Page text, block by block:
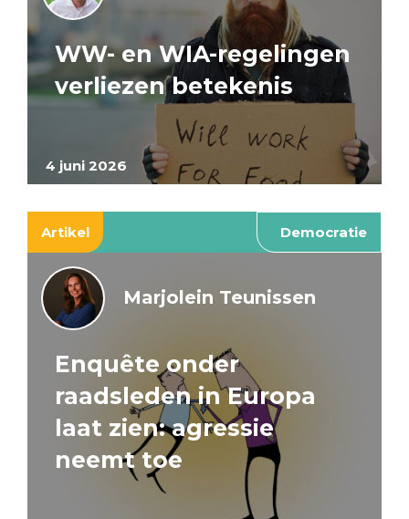
4 juni 2026
WW- en WIA-regelingen
verliezen betekenis
Artikel Democratie
Marjolein Teunissen
Enquête onder
raadsleden in Europa
laat zien: agressie
neemt toe